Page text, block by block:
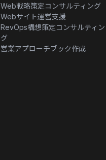
Web戦略策定コンサルティング
Webサイト運営支援
RevOps構想策定コンサルティン
グ
営業アプローチブック作成